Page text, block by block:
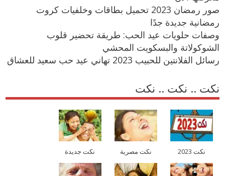
صور رمضان 2023 تحميل بطاقات وخلفيات كروت
رمضانية جديدة جدًا
وصفات حلويات عيد الحب: طريقة تحضير قلوب
الشوكولاتة والبسكويت المحشي
رسائل الفلانتين للحبيب 2023 تهاني عيد حب سعيد للعشاق
نكت .. نكت .. نكت
نكت 2023 نكت مصرية نكت جديدة